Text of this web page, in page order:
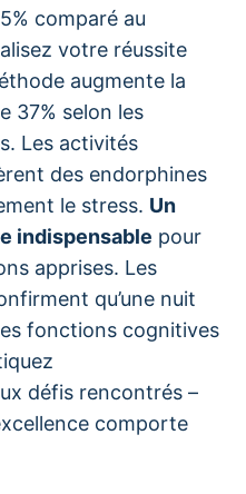
comparé au
votre réussite
augmente la
37% selon les
Les activités
des endorphines
le stress. Un
indispensable pour
apprises. Les
qu’une nuit
fonctions cognitives
défis rencontrés –
comporte